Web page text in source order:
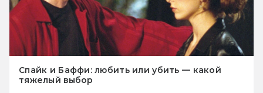
Спайк и Баффи: любить или убить — какой
тяжелый выбор